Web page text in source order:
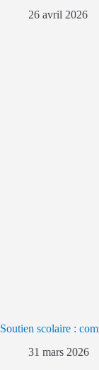
26 avril 2026
Soutien scolaire :
31 mars 2026